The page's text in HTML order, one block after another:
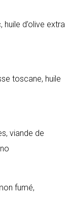
d’olive extra
toscane, huile
viande de
fumé,